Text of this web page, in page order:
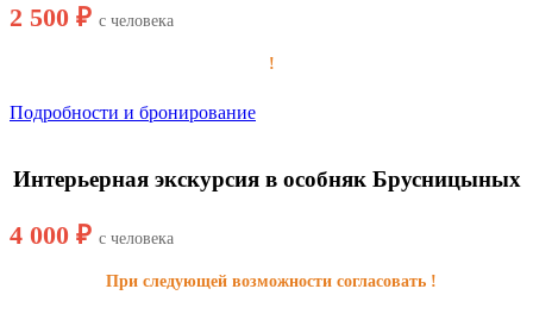
2 500 ₽ с человека
!
Подробности и бронирование
Интерьерная экскурсия в особняк Брусницыных
4 000 ₽ с человека
При следующей возможности согласовать !